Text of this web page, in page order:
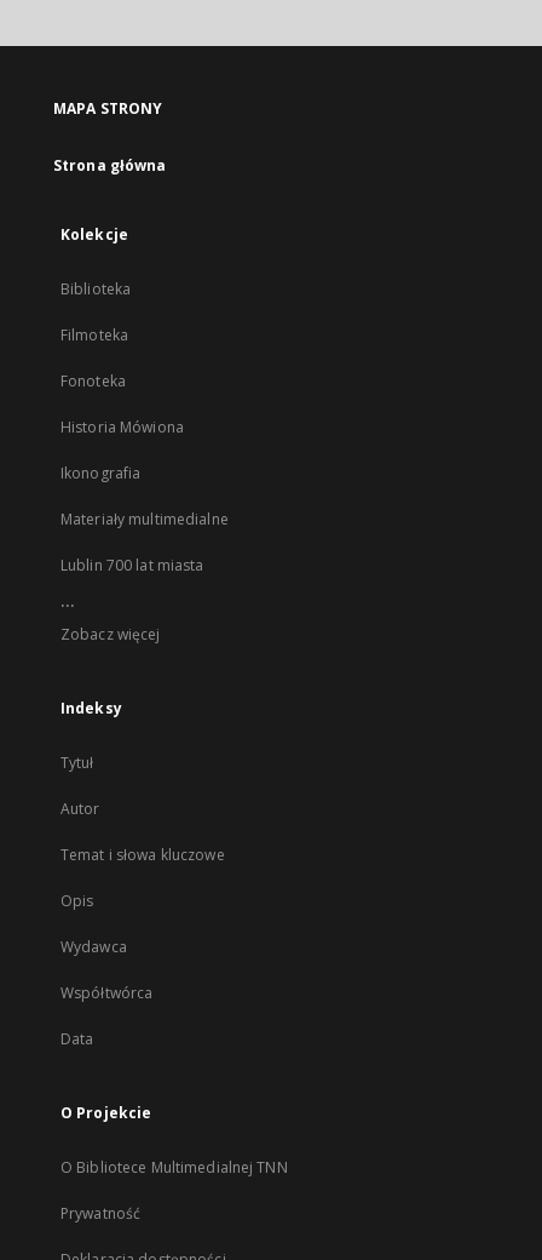
się
karcie
MAPA STRONY
Strona główna
Kolekcje
Biblioteka
Filmoteka
Fonoteka
Historia Mówiona
Ikonografia
Materiały multimedialne
Lublin 700 lat miasta
...
Zobacz więcej
Indeksy
Tytuł
Autor
Temat i słowa kluczowe
Opis
Wydawca
Współtwórca
Data
O Projekcie
O Bibliotece Multimedialnej TNN
Prywatność